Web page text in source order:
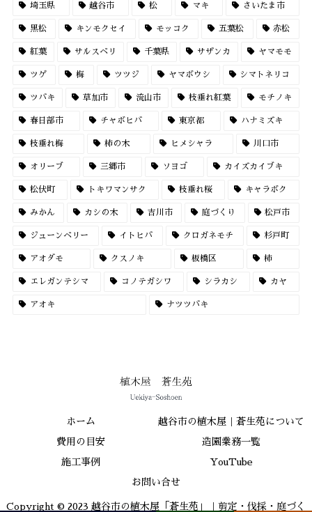
埼玉県 越谷市 松 マキ さいたま市
黒松 キンモクセイ モッコク 五葉松 赤松
紅葉 サルスベリ 千葉県 サザンカ ヤマモモ
ツゲ 梅 ツツジ ヤマボウシ シマトネリコ
ツバキ 草加市 流山市 枝垂れ紅葉 モチノキ
春日部市 チャボヒバ 東京都 ハナミズキ
枝垂れ梅 柿の木 ヒメシャラ 川口市
オリーブ 三郷市 ソヨゴ カイズカイブキ
松伏町 トキワマンサク 枝垂れ桜 キャラボク
みかん カシの木 吉川市 庭づくり 松戸市
ジューンベリー イトヒバ クロガネモチ 杉戸町
アオダモ クスノキ 板橋区 柿
エレガンテシマ コノテガシワ シラカシ カヤ
アオキ ナツツバキ
ホーム 越谷市の植木屋｜蒼生苑について
費用の目安 造園業務一覧
施工事例 YouTube
お問い合せ
Copyright © 2023 越谷市の植木屋「蒼生苑」｜剪定・伐採・庭づく